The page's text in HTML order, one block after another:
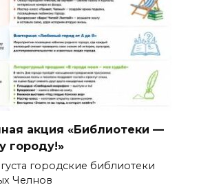
акция «Библиотеки —
городу!»
городские библиотеки
Челнов